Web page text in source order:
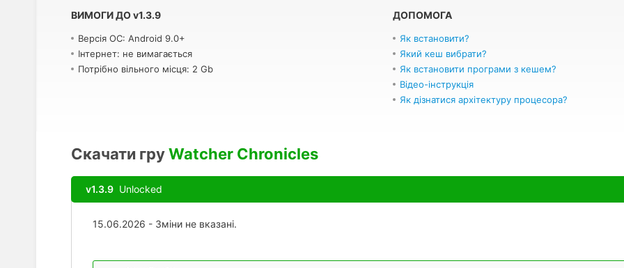
ВИМОГИ ДОv1.3.9
Версія ОС: Android 9.0+
Інтернет: не вимагається
Потрібно вільного місця: 2 Gb
ДОПОМОГА
Як встановити?
Який кеш вибрати?
Як встановити програми з кешем?
Відео-інструкція
Як дізнатися архітектуру процесора?
Скачати груWatcher Chronicles
v1.3.9 Unlocked
15.06.2026 - Зміни не вказані.